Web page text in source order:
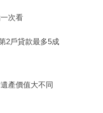
次看
2戶貸款最多5成
產價值大不同